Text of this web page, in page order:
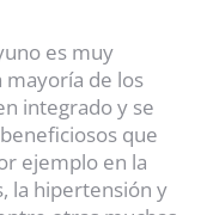
es muy
mayoría de los
integrado y se
que
ejemplo en la
la hipertensión y